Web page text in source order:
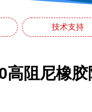
技术支持
高阻尼橡